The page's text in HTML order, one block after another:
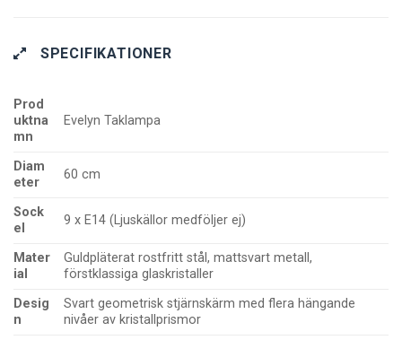
SPECIFIKATIONER
Prod
uktna
mn
Evelyn Taklampa
Diam
eter
60 cm
Sock
el
9 x E14 (Ljuskällor medföljer ej)
Mater
ial
Guldpläterat rostfritt stål, mattsvart metall,
förstklassiga glaskristaller
Desig
n
Svart geometrisk stjärnskärm med flera hängande
nivåer av kristallprismor